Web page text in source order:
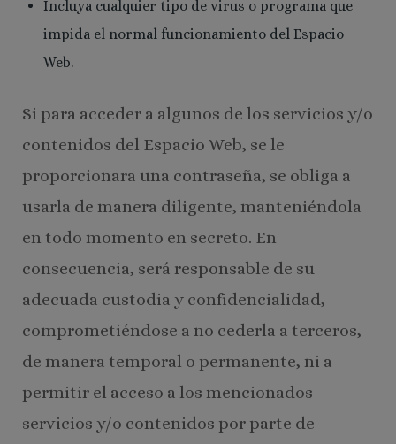
Incluya cualquier tipo de virus o programa que
impida el normal funcionamiento del Espacio
Web.
Si para acceder a algunos de los servicios y/o
contenidos del Espacio Web, se le
proporcionara una contraseña, se obliga a
usarla de manera diligente, manteniéndola
en todo momento en secreto. En
consecuencia, será responsable de su
adecuada custodia y confidencialidad,
comprometiéndose a no cederla a terceros,
de manera temporal o permanente, ni a
permitir el acceso a los mencionados
servicios y/o contenidos por parte de